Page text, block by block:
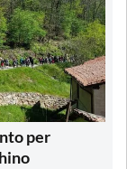
per